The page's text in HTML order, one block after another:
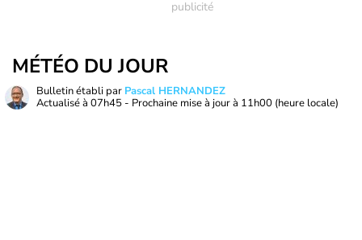
MÉTÉO DU JOUR
Bulletin établi par Pascal HERNANDEZ
Actualisé à 07h45 - Prochaine mise à jour à 11h00 (heure locale)